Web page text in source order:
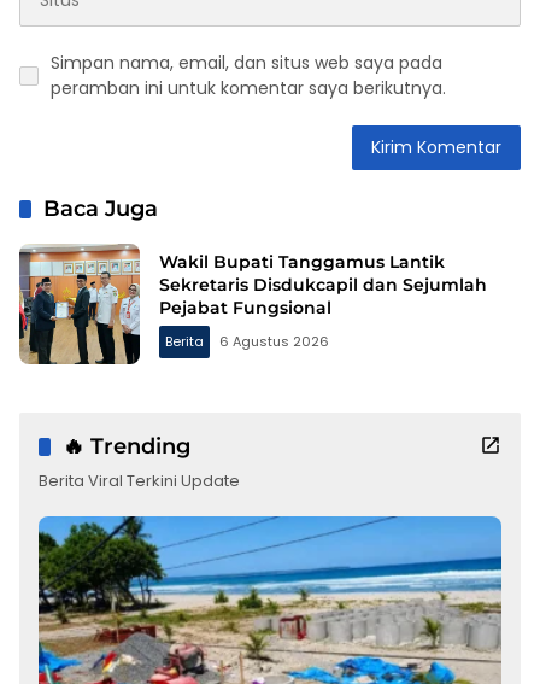
Simpan nama, email, dan situs web saya pada
peramban ini untuk komentar saya berikutnya.
Baca Juga
Wakil Bupati Tanggamus Lantik
Sekretaris Disdukcapil dan Sejumlah
Pejabat Fungsional
Berita 6 Agustus 2026
🔥 Trending
Berita Viral Terkini Update